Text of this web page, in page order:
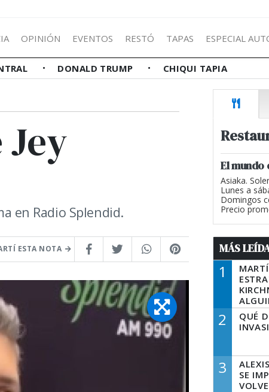
OPINIÓN EVENTOS RESTÓ TAPAS ESPECIAL
DONALD TRUMP CHIQUI TAPIA
en Radio Splendid.
ESTA NOTA
El mundo
Asiaka.
Lunes a
Domingos
Precio
MÁS
1
TIENE
2
QUÉ
3
SE